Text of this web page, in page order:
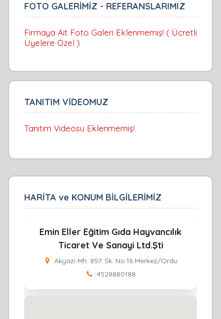
FOTO GALERİMİZ - REFERANSLARIMIZ
Firmaya Ait Foto Galeri Eklenmemiş! ( Ücretli
Üyelere Özel )
TANITIM VİDEOMUZ
Tanıtım Videosu Eklenmemiş!
HARİTA ve KONUM BİLGİLERİMİZ
Emin Eller Eğitim Gıda Hayvancılık
Ticaret Ve Sanayi Ltd.Şti
Akyazi Mh. 857. Sk. No:16 Merkez/Ordu
4528880188